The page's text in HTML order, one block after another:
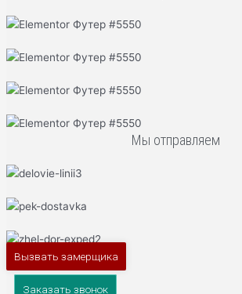
Мы отправляем
Вызвать замерщика
Заказать звонок